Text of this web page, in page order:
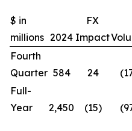
$ in
millions 2024
FX
Impact
Fourth
Quarter 584 24
Full-
Year
2,450 (15)